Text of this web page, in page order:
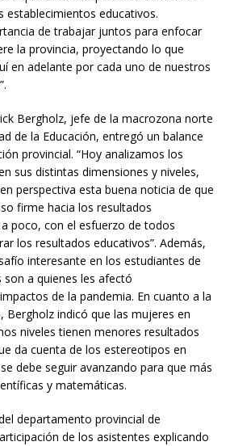
establecimientos educativos.
de trabajar juntos para enfocar
la provincia, proyectando lo que
en adelante por cada uno de nuestros
Bergholz, jefe de la macrozona norte
de la Educación, entregó un balance
provincial. “Hoy analizamos los
sus distintas dimensiones y niveles,
perspectiva esta buena noticia de que
firme hacia los resultados
poco, con el esfuerzo de todos
los resultados educativos”. Además,
interesante en los estudiantes de
son a quienes les afectó
de la pandemia. En cuanto a la
Bergholz indicó que las mujeres en
niveles tienen menores resultados
da cuenta de los estereotipos en
debe seguir avanzando para que más
y matemáticas.
departamento provincial de
de los asistentes explicando